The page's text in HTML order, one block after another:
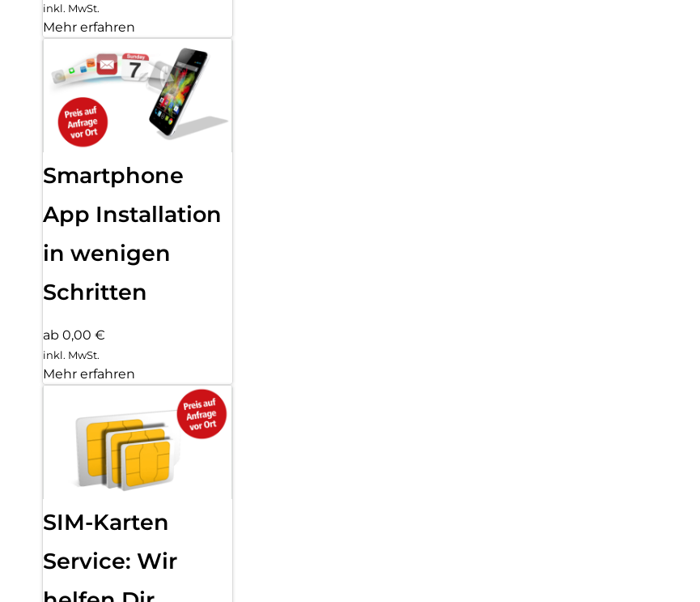
inkl. MwSt.
Mehr erfahren
Smartphone
App Installation
in wenigen
Schritten
ab 0,00 €
inkl. MwSt.
Mehr erfahren
SIM-Karten
Service: Wir